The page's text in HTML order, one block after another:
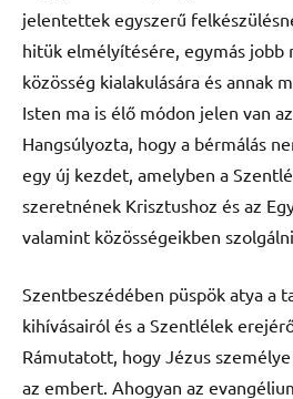
jelentettek egyszerű
hitük elmélyítésére, egymás jobb
közösség kialakulására és annak
Isten ma is élő módon jelen van
Hangsúlyozta, hogy a bérmálás
egy új kezdet, amelyben a
szeretnének Krisztushoz és az
valamint közösségeikben szolgálni.
Szentbeszédében püspök atya a
kihívásairól és a Szentlélek
Rámutatott, hogy Jézus
az embert. Ahogyan az